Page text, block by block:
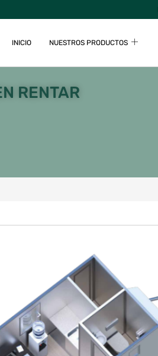
INICIO NUESTROS PRODUCTOS
RENTAR